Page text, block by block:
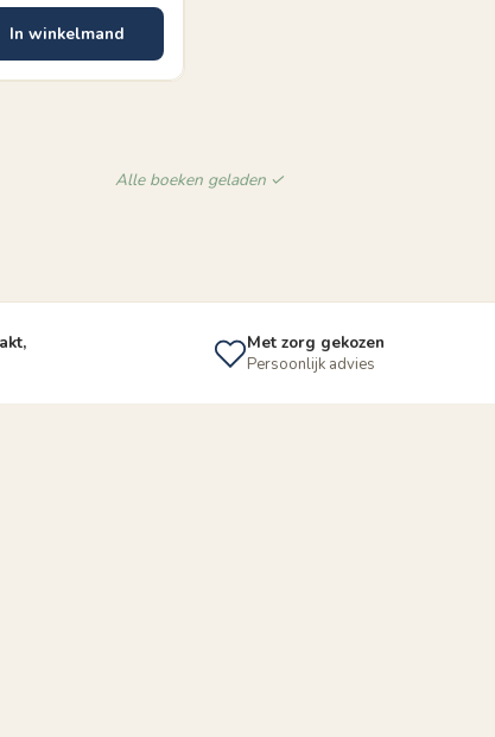
In winkelmand
Alle boeken geladen ✓
Met zorg gekozen
Persoonlijk advies